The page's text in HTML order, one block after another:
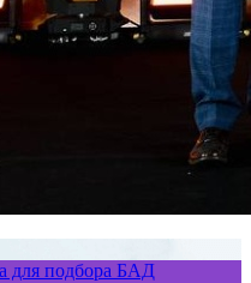
для подбора БАД